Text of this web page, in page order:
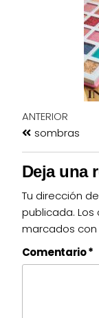
ANTERIOR
sombras
Deja una
Tu dirección
publicada.
marcados con
Comentario*